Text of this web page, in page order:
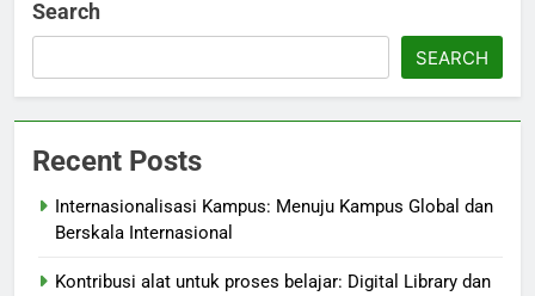
Search
SEARCH
Recent Posts
Internasionalisasi Kampus: Menuju Kampus Global dan
Berskala Internasional
Kontribusi alat untuk proses belajar: Digital Library dan